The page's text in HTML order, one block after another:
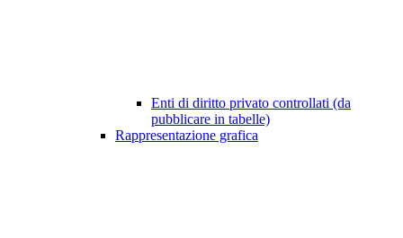
Enti di diritto privato controllati (da
pubblicare in tabelle)
Rappresentazione grafica